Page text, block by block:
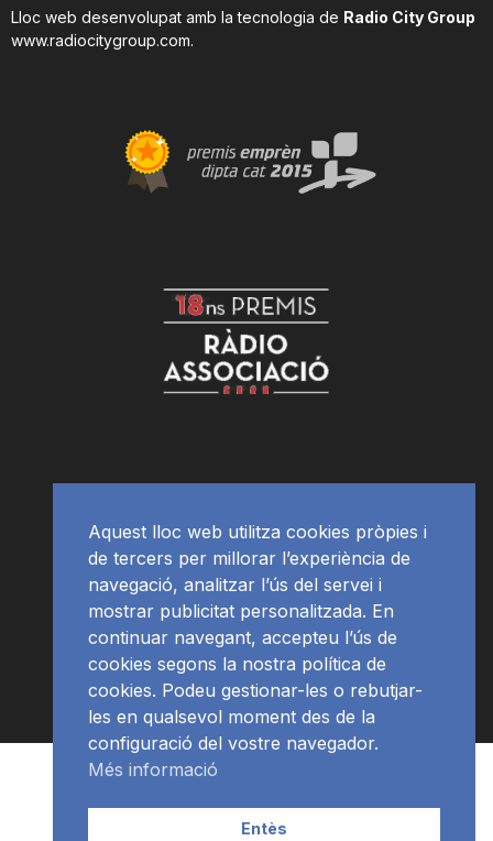
Lloc web desenvolupat amb la tecnologia de Radio City Group
www.radiocitygroup.com.
RàdioNews
Aquest lloc web utilitza cookies pròpies i
de tercers per millorar l’experiència de
navegació, analitzar l’ús del servei i
mostrar publicitat personalitzada. En
continuar navegant, accepteu l’ús de
cookies segons la nostra política de
cookies. Podeu gestionar-les o rebutjar-
les en qualsevol moment des de la
configuració del vostre navegador.
Més informació
Entès